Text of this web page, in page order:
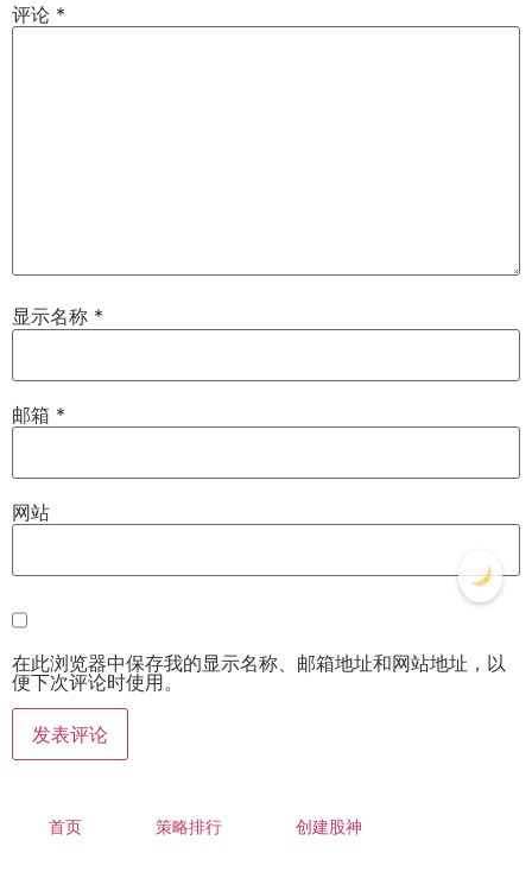
评论 *
显示名称 *
邮箱 *
网站
在此浏览器中保存我的显示名称、邮箱地址和网站地址，以
便下次评论时使用。
首页 策略排行 创建股神